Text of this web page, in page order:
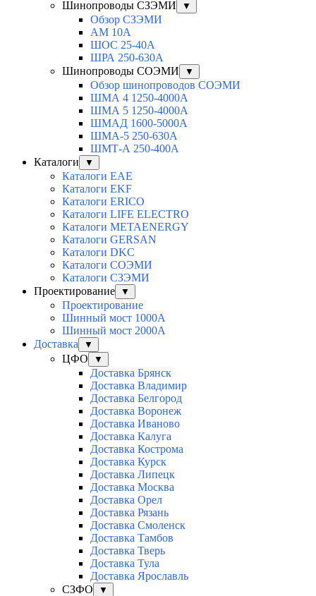
Шинопроводы СЗЭМИ ▼
Обзор СЗЭМИ
АМ 10А
ШОС 25-40А
ШРА 250-630А
Шинопроводы СОЭМИ
▼
Обзор шинопроводов СОЭМИ
ШМА 4 1250-4000А
ШМА 5 1250-4000А
ШМАД 1600-5000А
ШМА-5 250-630А
ШМТ-А 250-400А
Каталоги
▼
Каталоги EAE
Каталоги EKF
Каталоги ERICO
Каталоги LIFE ELECTRO
Каталоги METAENERGY
Каталоги GERSAN
Каталоги DKC
Каталоги СОЭМИ
Каталоги СЗЭМИ
Проектирование
▼
Проектирование
Шинный мост 1000А
Шинный мост 2000А
Доставка
▼
ЦФО ▼
Доставка Брянск
Доставка Владимир
Доставка Белгород
Доставка Воронеж
Доставка Иваново
Доставка Калуга
Доставка Кострома
Доставка Курск
Доставка Липецк
Доставка Москва
Доставка Орел
Доставка Рязань
Доставка Смоленск
Доставка Тамбов
Доставка Тверь
Доставка Тула
Доставка Ярославль
СЗФО
▼